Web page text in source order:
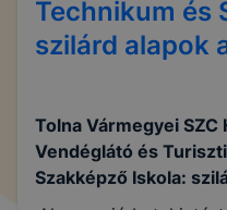
Technikum és
szilárd alapok
Tolna Vármegyei SZC
Vendéglátó és
Szakképző Iskola: